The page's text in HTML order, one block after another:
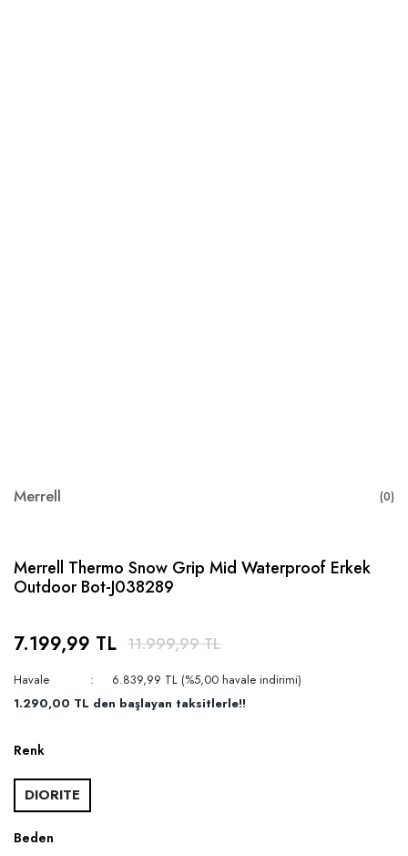
Merrell (0)
Merrell Thermo Snow Grip Mid Waterproof Erkek
Outdoor Bot-J038289
7.199,99 TL 11.999,99 TL
Havale
6.839,99 TL (%5,00 havale indirimi)
1.290,00 TL den başlayan taksitlerle!!
Renk
DIORITE
Beden